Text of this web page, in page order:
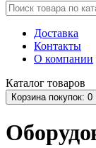
Доставка
Контакты
О компании
Каталог товаров
Корзинапокупок: 0